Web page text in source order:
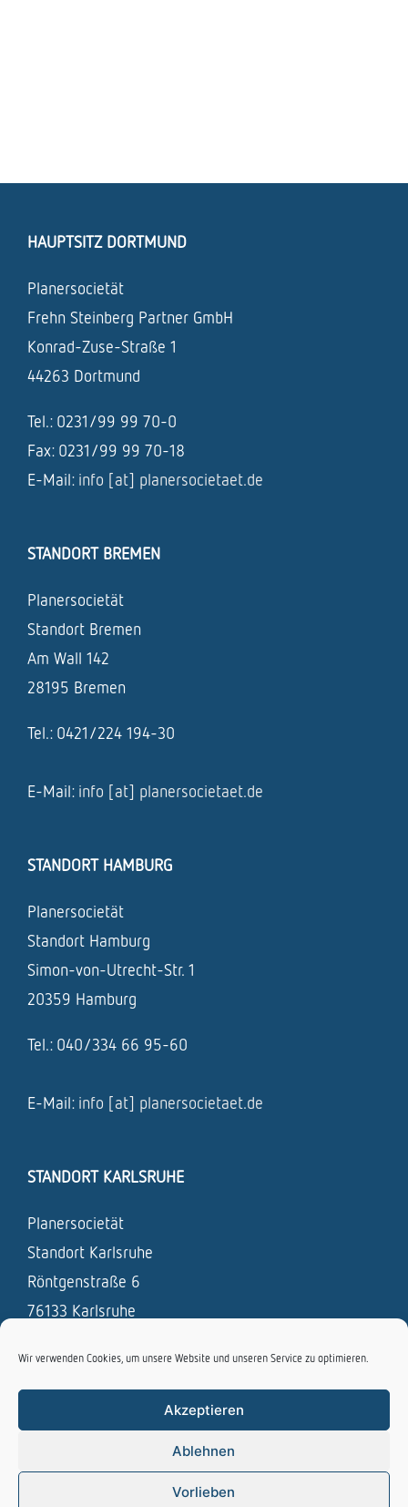
Wir verwenden Cookies, um unsere Website und unseren Service zu optimieren.
Akzeptieren
Ablehnen
Vorlieben
HAUPTSITZ DORTMUND
Planersocietät
Frehn Steinberg Partner GmbH
Konrad-Zuse-Straße 1
44263 Dortmund
Tel.: 0231/99 99 70-0
Fax: 0231/99 99 70-18
E-Mail: info [at] planersocietaet.de
STANDORT BREMEN
Planersocietät
Standort Bremen
Am Wall 142
28195 Bremen
Tel.: 0421/224 194-30
E-Mail: info [at] planersocietaet.de
STANDORT HAMBURG
Planersocietät
Standort Hamburg
Simon-von-Utrecht-Str. 1
20359 Hamburg
Tel.: 040/334 66 95-60
E-Mail: info [at] planersocietaet.de
STANDORT KARLSRUHE
Planersocietät
Standort Karlsruhe
Röntgenstraße 6
76133 Karlsruhe
Tel.: 0721 / 831 693 – 0
Fax: 0721 / 831 693 – 19
info [at] planersocietaet.de